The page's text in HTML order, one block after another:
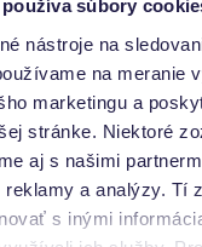
súbory
nástroje na
na meranie
marketingu a
stránke. Niektoré
aj s našimi
a analýzy. Tí
s inými